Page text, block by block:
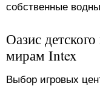
собственные
Оазис
мирам Intex
Выбор игровых